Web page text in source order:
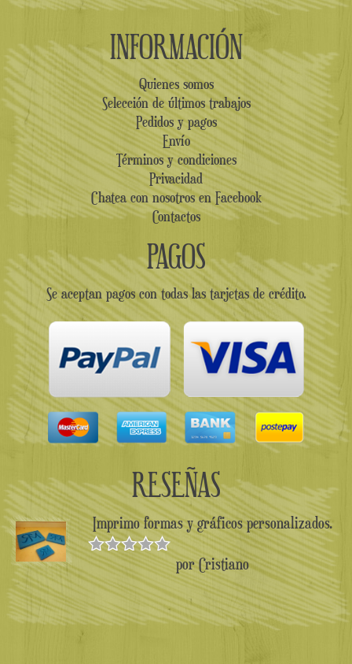
INFORMACIÓN
Quienes somos
Selección de últimos trabajos
Pedidos y pagos
Envío
Términos y condiciones
Privacidad
Chatea con nosotros en Facebook
Contactos
PAGOS
Se aceptan pagos con todas las tarjetas de crédito.
RESEÑAS
Imprimo formas y gráficos personalizados.
Valorado en
5de 5
por Cristiano